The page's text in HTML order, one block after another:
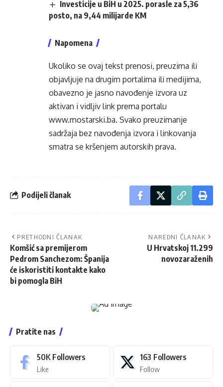
Investicije u BiH u 2025. porasle za 5,36
posto, na 9,44 milijarde KM
Napomena
Ukoliko se ovaj tekst prenosi, preuzima ili
objavljuje na drugim portalima ili medijima,
obavezno je jasno navođenje izvora uz
aktivan i vidljiv link prema portalu
www.mostarski.ba. Svako preuzimanje
sadržaja bez navođenja izvora i linkovanja
smatra se kršenjem autorskih prava.
Podijeli članak
PRETHODNI ČLANAK
Komšić sa premijerom
Pedrom Sanchezom: Španija
će iskoristiti kontakte kako
bi pomogla BiH
NAREDNI ČLANAK
U Hrvatskoj 11.299
novozaraženih
Pratite nas
50K Followers
Like
163 Followers
Follow